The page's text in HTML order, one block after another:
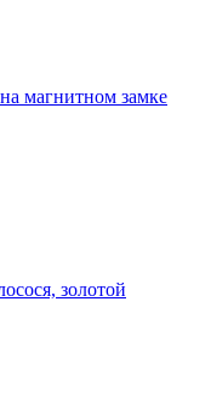
магнитном замке
золотой